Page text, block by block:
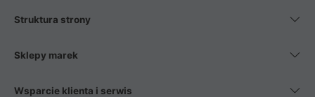
Struktura strony
Sklepy marek
Wsparcie klienta i serwis